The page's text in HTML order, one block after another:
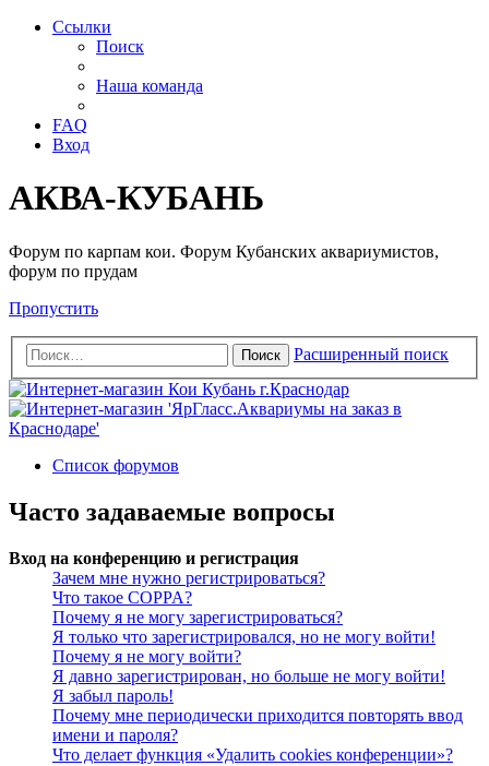
Ссылки
Поиск
Наша команда
FAQ
Вход
АКВА-КУБАНЬ
Форум по карпам кои. Форум Кубанских аквариумистов,
форум по прудам
Пропустить
Поиск Расширенный поиск
Список форумов
Часто задаваемые вопросы
Вход на конференцию и регистрация
Зачем мне нужно регистрироваться?
Что такое COPPA?
Почему я не могу зарегистрироваться?
Я только что зарегистрировался, но не могу войти!
Почему я не могу войти?
Я давно зарегистрирован, но больше не могу войти!
Я забыл пароль!
Почему мне периодически приходится повторять ввод
имени и пароля?
Что делает функция «Удалить cookies конференции»?